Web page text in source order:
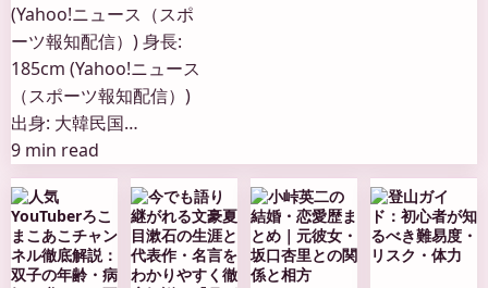
(Yahoo!ニュース（スポ
ーツ報知配信）) 身長:
185cm (Yahoo!ニュース
（スポーツ報知配信）)
出身: 大韓民国…
9 min read